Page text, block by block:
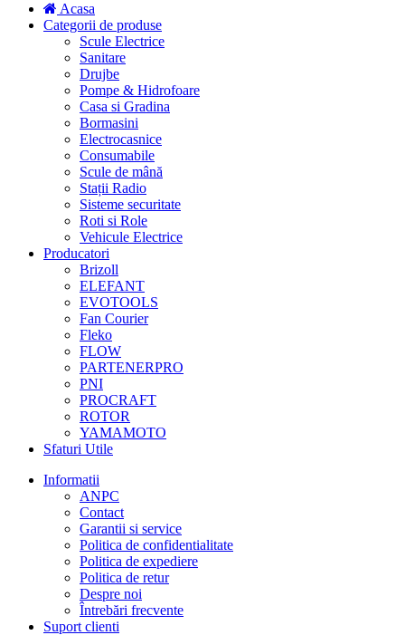
Acasa
Categorii de produse
Scule Electrice
Sanitare
Drujbe
Pompe & Hidrofoare
Casa si Gradina
Bormasini
Electrocasnice
Consumabile
Scule de mână
Stații Radio
Sisteme securitate
Roti si Role
Vehicule Electrice
Producatori
Brizoll
ELEFANT
EVOTOOLS
Fan Courier
Fleko
FLOW
PARTENERPRO
PNI
PROCRAFT
ROTOR
YAMAMOTO
Sfaturi Utile
Informatii
ANPC
Contact
Garantii si service
Politica de confidentialitate
Politica de expediere
Politica de retur
Despre noi
Întrebări frecvente
Suport clienti